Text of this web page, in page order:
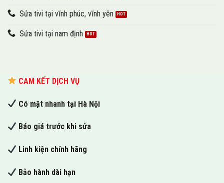
Sửa tivi tại vĩnh phúc, vĩnh yên
Sửa tivi tại nam định
CAM KẾT DỊCH VỤ
Có mặt nhanh tại Hà Nội
Báo giá trước khi sửa
Linh kiện chính hãng
Bảo hành dài hạn